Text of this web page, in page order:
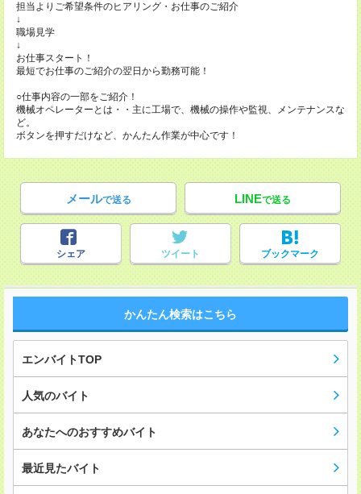
担当よりご希望条件のヒアリング・お仕事のご紹介
↓
職場見学
↓
お仕事スタート！
最短でお仕事のご紹介の翌日から勤務可能！
○仕事内容の一部をご紹介！
機械オペレーターとは・・主に工場で、機械の操作や監視、メンテナンスな
ど。
ボタンを押すだけなど、かんたん作業が中心です！
メールで送る LINEで送る
シェア ツイート ブックマーク
かんたん検索はこちら
エンバイトTOP
人気のバイト
あなたへのおすすめバイト
最近見たバイト